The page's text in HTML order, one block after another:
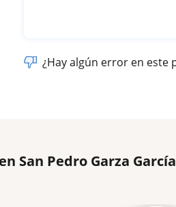
¿Hay algún error en este
San Pedro Garza